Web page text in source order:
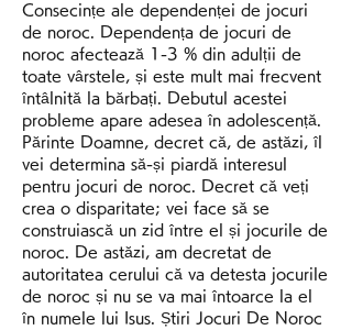
Consecințe ale dependenței de jocuri
de noroc. Dependența de jocuri de
noroc afectează 1-3 % din adulții de
toate vârstele, și este mult mai frecvent
întâlnită la bărbați. Debutul acestei
probleme apare adesea în adolescență.
Părinte Doamne, decret că, de astăzi, îl
vei determina să-și piardă interesul
pentru jocuri de noroc. Decret că veți
crea o disparitate; vei face să se
construiască un zid între el și jocurile de
noroc. De astăzi, am decretat de
autoritatea cerului că va detesta jocurile
de noroc și nu se va mai întoarce la el
în numele lui Isus. Știri Jocuri De Noroc